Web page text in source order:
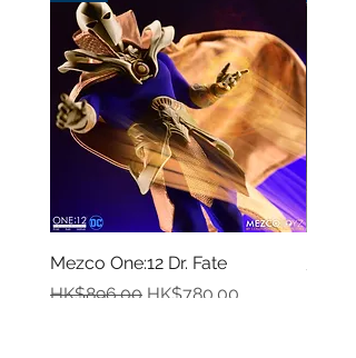
Mezco One:12 Dr. Fate
一般價格
HK$896.00 促銷價格
HK$780.00